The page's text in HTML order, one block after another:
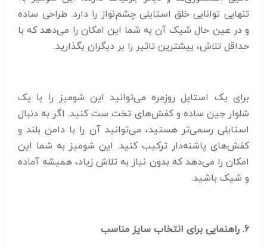
تنهایی توانایی خلق استایلی چشم‌نواز را دارد. طراحی ساده
و در عین حال شیک آن به شما این امکان را می‌دهد که با
حداقل تلاش، بیشترین تاثیر را بر دیگران بگذارید.
برای یک استایل روزمره می‌توانید این شومیز را با یک
شلوار جین ساده و کفش‌های تخت ست کنید. اگر به دنبال
استایلی رسمی‌تر هستید، می‌توانید آن را با دامن بلند و
کفش‌های پاشنه‌دار ترکیب کنید. این شومیز به شما این
امکان را می‌دهد که بدون نیاز به تلاش زیاد، همیشه آماده
و شیک باشید.
6. راهنمایی برای انتخاب سایز مناسب